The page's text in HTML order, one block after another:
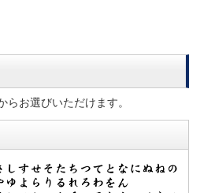
お選びいただけます。